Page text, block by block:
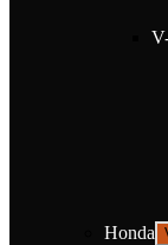
Honda